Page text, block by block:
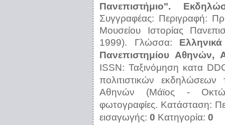
Πανεπιστήμιο".
Συγγραφέας: Περιγραφή:
Μουσείου Ιστορίας
1999).
Γλώσσα: Ελληνικά
Πανεπιστημίου Αθηνών,
ISSN:Ταξινόμηση κατα
πολιτιστικών εκδηλώσεων
Αθηνών (Μάϊος -
φωτογραφίες. Κατάσταση:
εισαγωγής: 0 Κατηγορία: 0